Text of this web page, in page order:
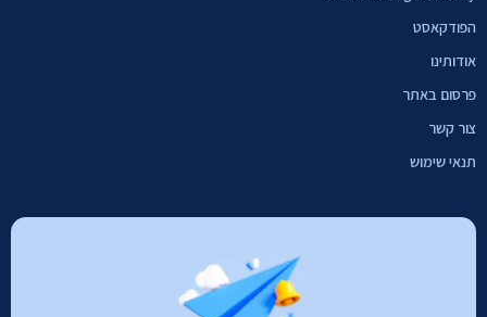
הפודקאסט
אודותינו
פרסום באתר
צור קשר
תנאי שימוש